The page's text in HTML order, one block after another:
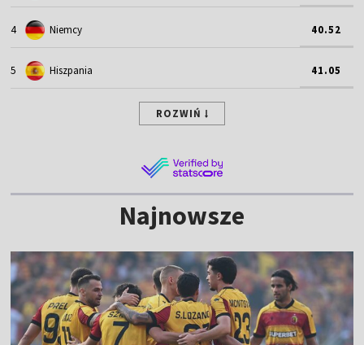
4 Niemcy 40.52
5 Hiszpania 41.05
ROZWIŃ
Najnowsze